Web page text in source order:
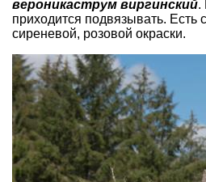
вероникаструм виргинский.
приходится подвязывать. Есть
сиреневой, розовой окраски.